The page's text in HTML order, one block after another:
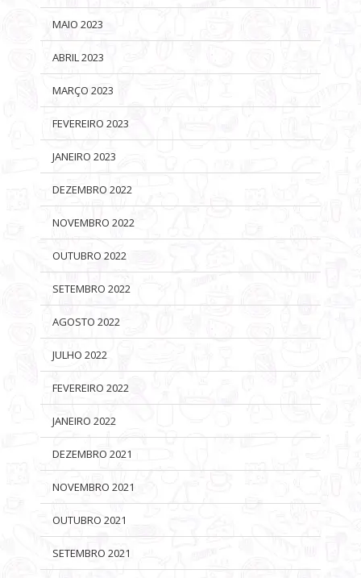
MAIO 2023
ABRIL 2023
MARÇO 2023
FEVEREIRO 2023
JANEIRO 2023
DEZEMBRO 2022
NOVEMBRO 2022
OUTUBRO 2022
SETEMBRO 2022
AGOSTO 2022
JULHO 2022
FEVEREIRO 2022
JANEIRO 2022
DEZEMBRO 2021
NOVEMBRO 2021
OUTUBRO 2021
SETEMBRO 2021